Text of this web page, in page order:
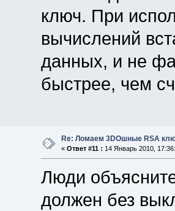
ключ. При
вычислений
данных, и не
быстрее, чем
Re: Ломаем 3DOшные RSA
« Ответ #11 : 14 Январь 2010,
Люди
должен без